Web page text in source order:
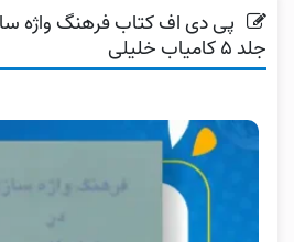
پی دی اف کتاب فرهنگ واژه
جلد ۵ کامیاب خلیلی